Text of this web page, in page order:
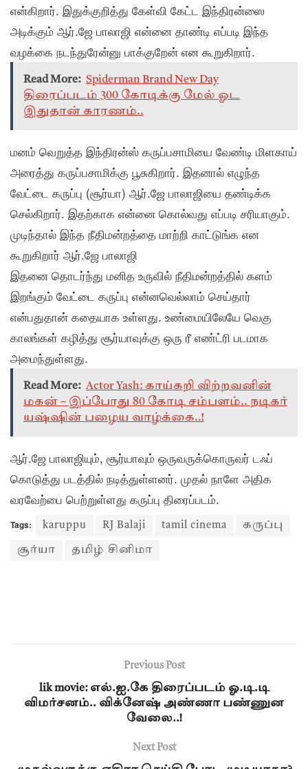
என்கிறார். இதுக்குறித்து கேள்வி கேட்ட இந்திரன்ஸை
அடிக்கும் ஆர்.ஜே பாலாஜி என்னை தாண்டி எப்படி இந்த
வழக்கை நடந்துரேன்னு பாக்குறேன் என கூறுகிறார்.
Read More: Spiderman Brand New Day
திரைப்படம் 300 கோடிக்கு மேல் ஓட
இதுதான் காரணம்..
மனம் வெறுத்த இந்திரன்ஸ் கருப்பசாமியை வேண்டி மிளகாய்
அரைத்து கருப்பசாமிக்கு பூசுகிறார். இதனால் எழுந்த
வேட்டை கருப்பு (சூர்யா) ஆர்.ஜே பாலாஜியை தண்டிக்க
செல்கிறார். இதற்காக என்னை கொல்வது எப்படி சரியாகும்.
முடிந்தால் இந்த நீதிமன்றத்தை மாற்றி காட்டுங்க என
கூறுகிறார் ஆர்.ஜே பாலாஜி
இதனை தொடர்ந்து மனித உருவில் நீதிமன்றத்தில் களம்
இறங்கும் வேட்டை கருப்பு என்னவெல்லாம் செய்தார்
என்பதுதான் கதையாக உள்ளது. உண்மையிலேயே வெகு
காலங்கள் கழித்து சூர்யாவுக்கு ஒரு ரீ எண்ட்ரி படமாக
அமைந்துள்ளது.
Read More: Actor Yash: காய்கறி விற்றவனின்
மகன் – இப்போது 80 கோடி சம்பளம்.. நடிகர்
யஷ்ஷின் பழைய வாழ்க்கை..!
ஆர்.ஜே பாலாஜியும், சூர்யாவும் ஒருவருக்கொருவர் டஃப்
கொடுத்து படத்தில் நடித்துள்ளனர். முதல் நாளே அதிக
வரவேற்பை பெற்றுள்ளது கருப்பு திரைப்படம்.
Tags: karuppu RJ Balaji tamil cinema கருப்பு
சூர்யா தமிழ் சினிமா
Previous Post
lik movie: எல்.ஐ.கே திரைப்படம் ஓ.டி.டி
விமர்சனம்.. விக்னேஷ் அண்ணா பண்ணுன
வேலை..!
Next Post